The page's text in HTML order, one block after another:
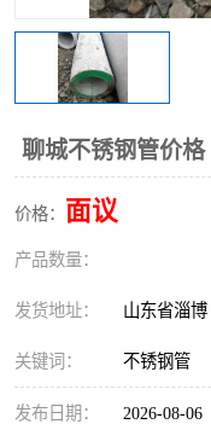
聊城不锈钢管价格
价格： 面议
产品数量：
发货地址： 山东省淄博
关键词： 不锈钢管
发布日期： 2026-08-06